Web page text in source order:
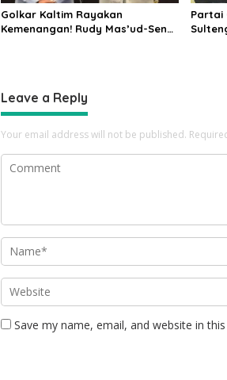
Golkar Kaltim Rayakan
Kemenangan! Rudy Mas’ud-Seno
Partai
Leave a Reply
Your email address will not be published.
Save my name, email, and website in